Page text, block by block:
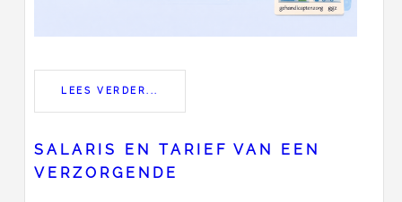
LEES VERDER...
SALARIS EN TARIEF VAN EEN
VERZORGENDE